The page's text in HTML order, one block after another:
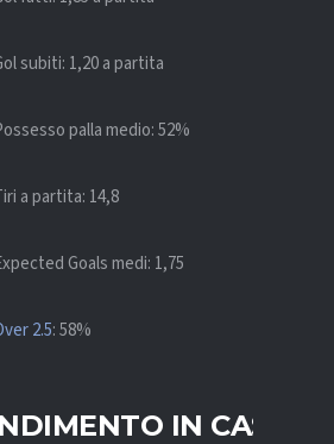
subiti: 1,20 a partita
palla medio: 52%
a partita: 14,8
Goals medi: 1,75
2.5: 58%
IN CASA